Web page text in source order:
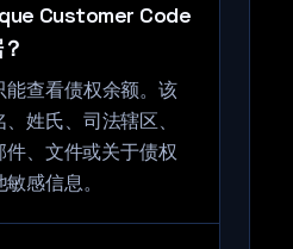
Customer Code
能查看债权余额。该
姓氏、司法辖区、
件、文件或关于债权
感信息。